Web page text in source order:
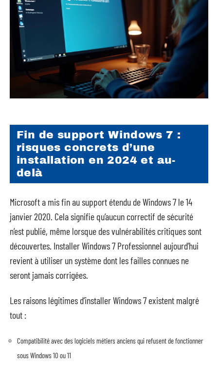
Fin de support Windows 7 :
risques concrets d’une
installation en 2024 et au-
delà
Microsoft a mis fin au support étendu de Windows 7 le 14
janvier 2020. Cela signifie qu’aucun correctif de sécurité
n’est publié, même lorsque des vulnérabilités critiques sont
découvertes. Installer Windows 7 Professionnel aujourd’hui
revient à utiliser un système dont les failles connues ne
seront jamais corrigées.
Les raisons légitimes d’installer Windows 7 existent malgré
tout :
Compatibilité avec des logiciels métiers anciens qui refusent de fonctionner
sous Windows 10 ou 11